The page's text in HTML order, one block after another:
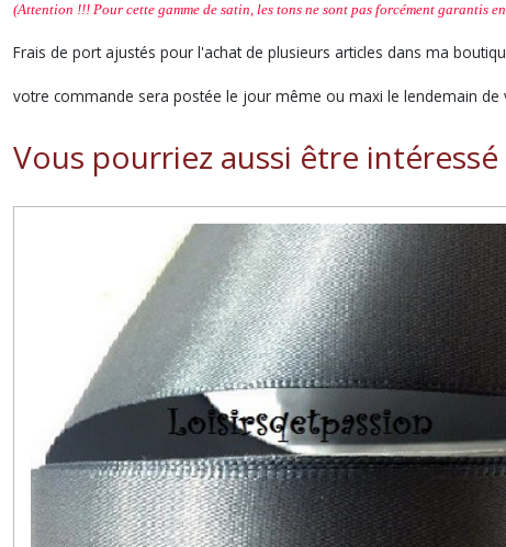
(Attention !!! Pour cette gamme de satin, les tons ne sont pas forcément garantis
Frais de port ajustés pour l'achat de plusieurs articles dans ma
votre commande sera postée le jour même ou maxi le lendemain de
Vous pourriez aussi être